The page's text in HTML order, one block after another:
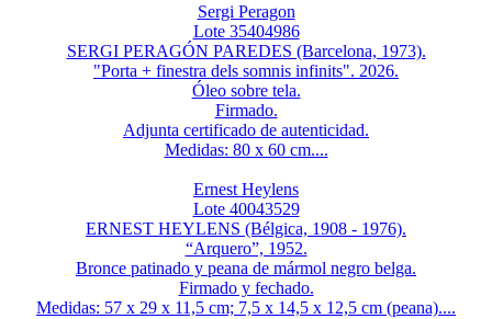
Sergi Peragon
Lote 35404986
SERGI PERAGÓN PAREDES (Barcelona, 1973).
"Porta + finestra dels somnis infinits". 2026.
Óleo sobre tela.
Firmado.
Adjunta certificado de autenticidad.
Medidas: 80 x 60 cm....
Ernest Heylens
Lote 40043529
ERNEST HEYLENS (Bélgica, 1908 - 1976).
“Arquero”, 1952.
Bronce patinado y peana de mármol negro belga.
Firmado y fechado.
Medidas: 57 x 29 x 11,5 cm; 7,5 x 14,5 x 12,5 cm (peana)....